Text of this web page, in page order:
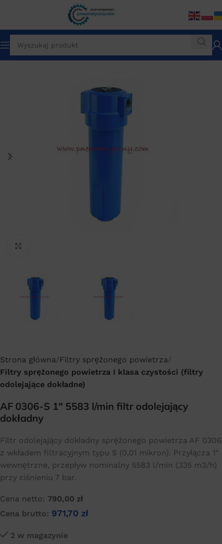
Strona główna Filtry sprężonego powietrza
Filtry sprężonego powietrza I klasa czystości (filtry
odolejające dokładne)
AF 0306-S 1″ 5583 l/min filtr odolejający
dokładny
Filtr odolejający dokładny sprężonego powietrza AF 0306
z wkładem filtracyjnym typu S (0,01 mikron). Przyłącza 1″
wewnętrzne, przepływ nominalny 5583 l/min (335 m3/h)
przy ciśnieniu 7 bar.
Cena netto: 790,00 zł
Cena brutto: 971,70 zł
2 w magazynie